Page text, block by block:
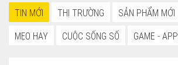
TIN MỚI THỊ TRƯỜNG SẢN PHẨM MỚI
MẸO HAY CUỘC SỐNG SỐ GAME - APP